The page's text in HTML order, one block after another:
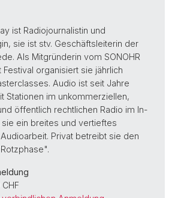
ist Radiojournalistin und
sie ist stv. Geschäftsleiterin der
Als Mitgründerin vom SONOHR
Festival organisiert sie jährlich
Audio ist seit Jahre
Stationen im unkommerziellen,
öffentlich rechtlichen Radio im In-
sie ein breites und vertieftes
Privat betreibt sie den